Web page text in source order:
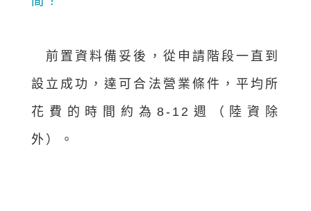
前置資料備妥後，從申請階段一直到
設立成功，達可合法營業條件，平均所
花費的時間約為8-12週（陸資除
外）。